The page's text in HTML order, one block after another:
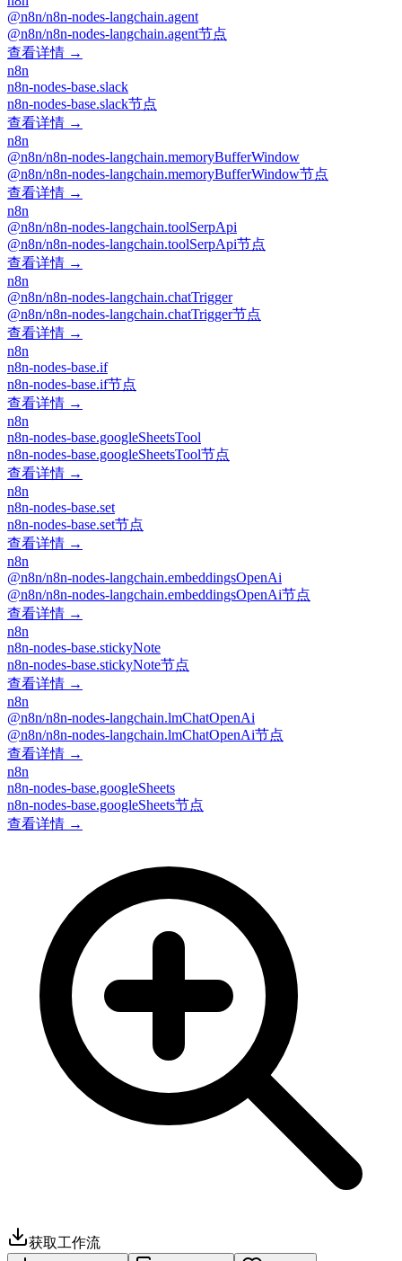
@n8n/n8n-nodes-langchain.agent
@n8n/n8n-nodes-langchain.agent节点
查看详情 →
n8n
n8n-nodes-base.slack
n8n-nodes-base.slack节点
查看详情 →
n8n
@n8n/n8n-nodes-langchain.memoryBufferWindow
@n8n/n8n-nodes-langchain.memoryBufferWindow节点
查看详情 →
n8n
@n8n/n8n-nodes-langchain.toolSerpApi
@n8n/n8n-nodes-langchain.toolSerpApi节点
查看详情 →
n8n
@n8n/n8n-nodes-langchain.chatTrigger
@n8n/n8n-nodes-langchain.chatTrigger节点
查看详情 →
n8n
n8n-nodes-base.if
n8n-nodes-base.if节点
查看详情 →
n8n
n8n-nodes-base.googleSheetsTool
n8n-nodes-base.googleSheetsTool节点
查看详情 →
n8n
n8n-nodes-base.set
n8n-nodes-base.set节点
查看详情 →
n8n
@n8n/n8n-nodes-langchain.embeddingsOpenAi
@n8n/n8n-nodes-langchain.embeddingsOpenAi节点
查看详情 →
n8n
n8n-nodes-base.stickyNote
n8n-nodes-base.stickyNote节点
查看详情 →
n8n
@n8n/n8n-nodes-langchain.lmChatOpenAi
@n8n/n8n-nodes-langchain.lmChatOpenAi节点
查看详情 →
n8n
n8n-nodes-base.googleSheets
n8n-nodes-base.googleSheets节点
查看详情 →
获取工作流